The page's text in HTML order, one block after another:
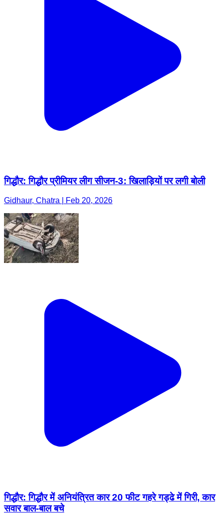
गिद्धौर: गिद्धौर प्रीमियर लीग सीजन-3: खिलाड़ियों पर लगी बोली
Gidhaur, Chatra | Feb 20, 2026
गिद्धौर: गिद्धौर में अनियंत्रित कार 20 फीट गहरे गड्ढे में गिरी, कार
सवार बाल-बाल बचे